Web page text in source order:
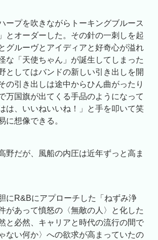
ープを吹きながらトーキングブルース
とオーダーした。その針の一刺しを起
グルーヴとアイディアと好奇心が溢れ
な「天使ちゃん」が誕生してしまった
としてはバンドの新しい引き出しを開
の引き出しは途中からひん曲がったり
万国旗が出てくる手品のようになって
は、いいねいいね！」と手を叩いて笑
に想像できる。
野だが、風船の内圧は近年ずっと高ま
にR&Bにアプローチした「ねずみ浄
があって憤怒の〈無敵の人〉と化した
と必然、キャリアと時代の流行の間で
ない何か〉への欲求が高まっていたの